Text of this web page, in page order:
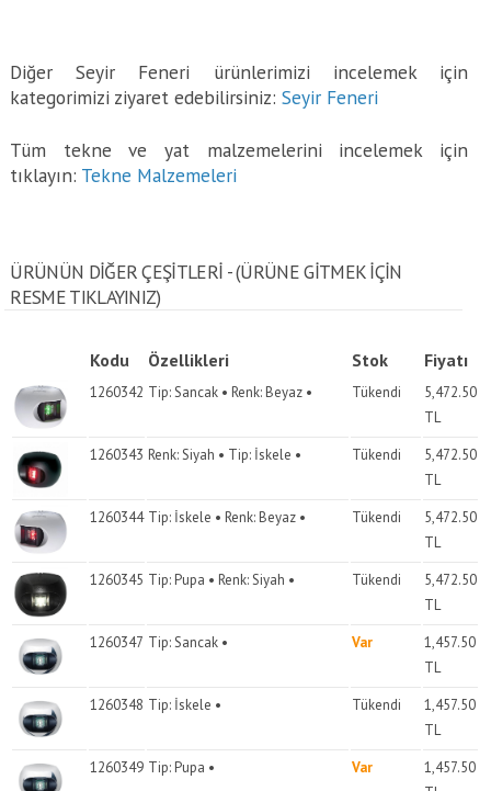
Diğer Seyir Feneri ürünlerimizi incelemek için
kategorimizi ziyaret edebilirsiniz:Seyir Feneri
Tüm tekne ve yat malzemelerini incelemek için
tıklayın: Tekne Malzemeleri
ÜRÜNÜN DİĞER ÇEŞİTLERİ - (ÜRÜNE GITMEK IÇIN
RESME TIKLAYINIZ)
Kodu Özellikleri Stok Fiyatı
1260342 Tip: Sancak • Renk: Beyaz • Tükendi
5,472.50
TL
1260343 Renk: Siyah • Tip: İskele • Tükendi
5,472.50
TL
1260344 Tip: İskele • Renk: Beyaz • Tükendi
5,472.50
TL
1260345 Tip: Pupa • Renk: Siyah • Tükendi
5,472.50
TL
1260347 Tip: Sancak • Var
1,457.50
TL
1260348 Tip: İskele • Tükendi
1,457.50
TL
1260349 Tip: Pupa • Var
1,457.50